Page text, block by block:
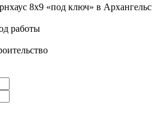
8х9 «под ключ» в
работы